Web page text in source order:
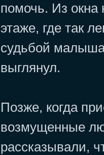
помочь. Из окна
этаже, где так
судьбой
выглянул.
Позже, когда
возмущенные
рассказывали,